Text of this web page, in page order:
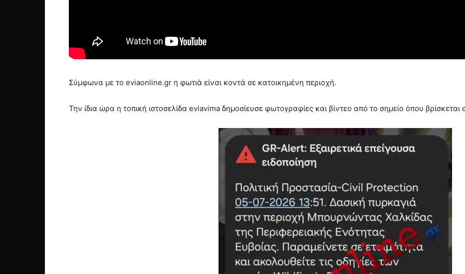
Σύμφωνα με το eviaonline.gr η φωτιά είναι κοντά σε κατοικημένη περιοχή.
Την ίδια ώρα η τοπική ιστοσελίδα eviavima δημοσίευσε φωτογραφίες και βίντεο από το σημείο όπου βρίσκεται